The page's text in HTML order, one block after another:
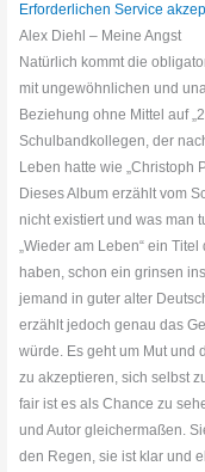
Erforderlichen Service
Alex Diehl – Meine Angst
Natürlich kommt die
mit ungewöhnlichen und
Beziehung ohne Mittel auf
Schulbandkollegen, der
Leben hatte wie „Christoph
Dieses Album erzählt vom
nicht existiert und was man
„Wieder am Leben“ ein
haben, schon ein grinsen
jemand in guter alter
erzählt jedoch genau das
würde. Es geht um Mut und
zu akzeptieren, sich selbst
fair ist es als Chance zu
und Autor gleichermaßen.
den Regen, sie ist klar und